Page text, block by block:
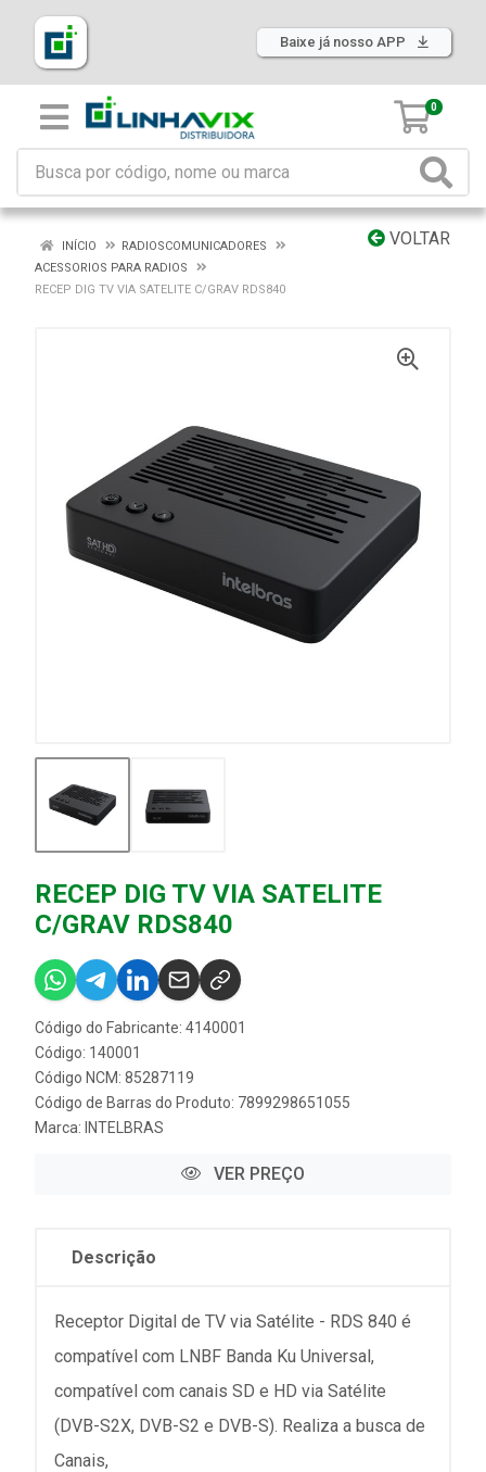
Baixe já nosso APP
0
VOLTAR
INÍCIO
RADIOSCOMUNICADORES
ACESSORIOS PARA RADIOS
RECEP DIG TV VIA SATELITE C/GRAV RDS840
RECEP DIG TV VIA SATELITE
C/GRAV RDS840
Código do Fabricante: 4140001
Código: 140001
Código NCM: 85287119
Código de Barras do Produto: 7899298651055
Marca: INTELBRAS
VER PREÇO
Descrição
Receptor Digital de TV via Satélite - RDS 840 é
compatível com LNBF Banda Ku Universal,
compatível com canais SD e HD via Satélite
(DVB-S2X, DVB-S2 e DVB-S). Realiza a busca de
Canais,